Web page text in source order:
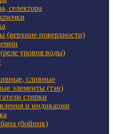
селектора
(верхние поверхности)
уровня воды)
сливные
элементы (тэн)
стирки
и индикации
(бойник)